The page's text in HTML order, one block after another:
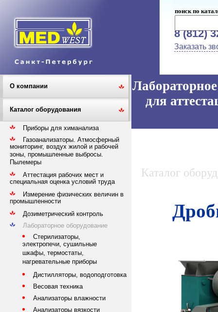
поиск по
8 (812)
Заказать
О компании
Каталог оборудования
Приборы для химанализа
Газоанализаторы. Атмосферный
мониторинг, воздух жилой и рабочей
зоны, промышленные выбросы.
Пылемеры
Аттестация рабочих мест и
специальная оценка условий труда
Измерение физических величин в
промышленности
Дозиметрический контроль
Лабораторное оборудование
Стерилизаторы,
электропечи, сушильные
шкафы, термостаты,
нагревательные приборы
Дистилляторы, водоподготовка
Весовая техника
Анализаторы влажности
Анализаторы вязкости
для
Каталог